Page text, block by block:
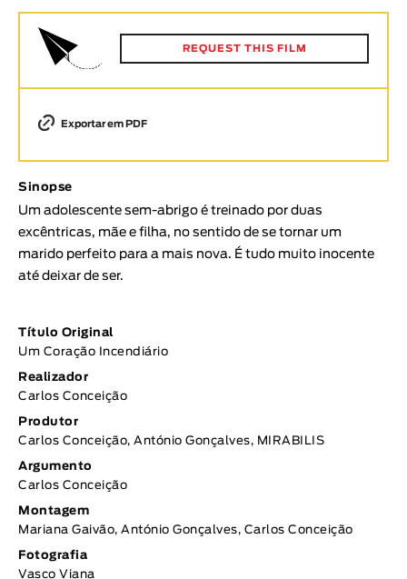
Animar
DURAÇÃO
Ficção
Animação
Experimental
Documentário
Tópicos selecionados
REQUEST THIS FILM
Exportar em PDF
Sinopse
Um adolescente sem-abrigo é treinado por duas
excêntricas, mãe e filha, no sentido de se tornar um
marido perfeito para a mais nova. É tudo muito inocente
até deixar de ser.
Título Original
Um Coração Incendiário
Realizador
Carlos Conceição
Produtor
Carlos Conceição, António Gonçalves, MIRABILIS
Argumento
Carlos Conceição
Montagem
Mariana Gaivão, António Gonçalves, Carlos Conceição
Fotografia
Vasco Viana